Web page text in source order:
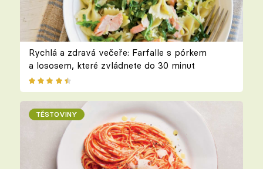
Rychlá a zdravá večeře: Farfalle s pórkem
a lososem, které zvládnete do 30 minut
TĚSTOVINY